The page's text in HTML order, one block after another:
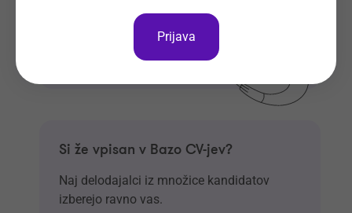
Si že vpisan v Bazo CV-jev?
Naj delodajalci iz množice kandidatov
izberejo ravno vas.
Prijava